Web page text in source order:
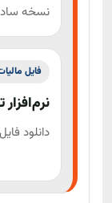
محاسبه
طرح طبقه
نسخه
فایل
نرم‌افزار
دانلود